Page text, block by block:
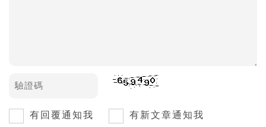
有回覆通知我 有新文章通知我